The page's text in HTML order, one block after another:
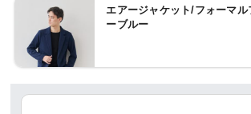
エアージャケット/フォーマ
ーブルー